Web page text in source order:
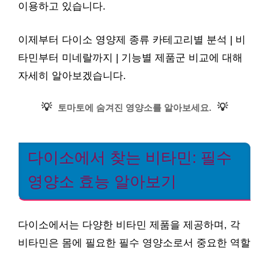
이용하고 있습니다.
이제부터 다이소 영양제 종류 카테고리별 분석 | 비
타민부터 미네랄까지 | 기능별 제품군 비교에 대해
자세히 알아보겠습니다.
💡 토마토에 숨겨진 영양소를 알아보세요. 💡
다이소에서 찾는 비타민: 필수
영양소 효능 알아보기
다이소에서는 다양한 비타민 제품을 제공하며, 각
비타민은 몸에 필요한 필수 영양소로서 중요한 역할